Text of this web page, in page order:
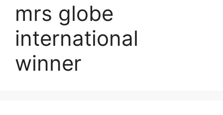
mrs globe
international
winner